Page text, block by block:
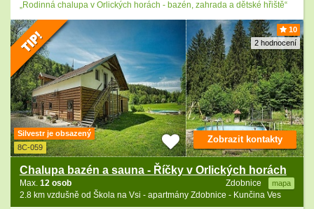
„Rodinná chalupa v Orlických horách - bazén, zahrada a dětské hřiště“
10
2 hodnocení
Silvestr je obsazený
8C-059
Chalupa bazén a sauna - Říčky v Orlických horách
Zdobnice mapa
Max. 12 osob
2.8 km vzdušně od Škola na Vsi - apartmány Zdobnice - Kunčina Ves
Zobrazit kontakty